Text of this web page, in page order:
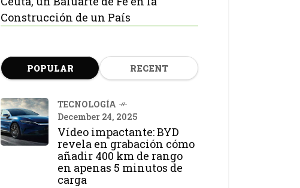
Construcción de un País
POPULAR RECENT
TECNOLOGÍA
December 24, 2025
Vídeo impactante: BYD
revela en grabación cómo
añadir 400 km de rango
en apenas 5 minutos de
carga